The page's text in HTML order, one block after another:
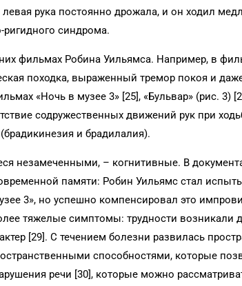
рука постоянно дрожала, и он ходил
ригидного синдрома.
фильмах Робина Уильямса. Например, в
походка, выраженный тремор покоя и
«Ночь в музее 3» [25], «Бульвар» (рис. 3)
содружественных движений рук при
и брадилалия).
незамеченными, – когнитивные. В
памяти: Робин Уильямс стал
3», но успешно компенсировал это
тяжелые симптомы: трудности возникали
[29]. С течением болезни развилась
способностями, которые
речи [30], которые можно